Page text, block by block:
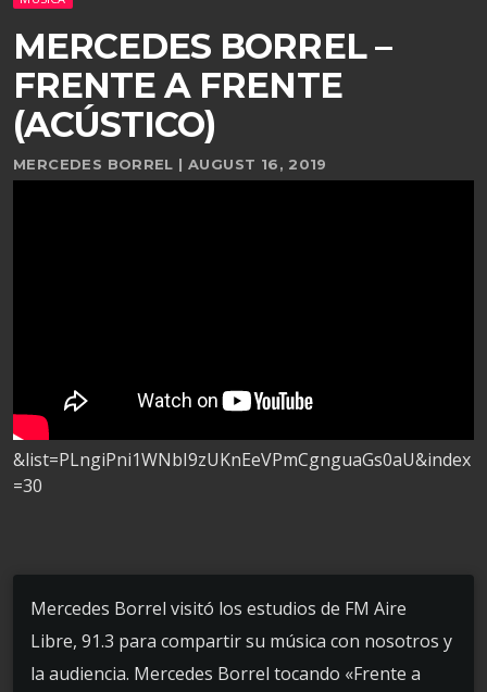
MERCEDES BORREL –
FRENTE A FRENTE
(ACÚSTICO)
MERCEDES BORREL | AUGUST 16, 2019
&list=PLngiPni1WNbI9zUKnEeVPmCgnguaGs0aU&index
=30
Mercedes Borrel visitó los estudios de FM Aire
Libre, 91.3 para compartir su música con nosotros y
la audiencia. Mercedes Borrel tocando «Frente a